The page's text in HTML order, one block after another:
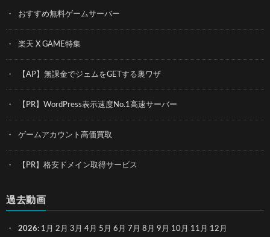
おすすめ無料ゲームサーバー
楽天 X GAME特集
【AP】無課金でジェムをGETする裏ワザ
【PR】WordPress表示速度No.1高速サーバー
ゲームアカウント高価買取
【PR】格安ドメイン取得サービス
過去動画
2026: 1月 2月 3月 4月 5月 6月 7月 8月 9月 10月 11月 12月